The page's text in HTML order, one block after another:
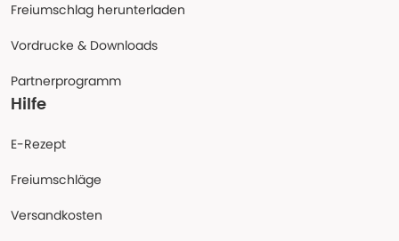
Freiumschlag herunterladen
Vordrucke & Downloads
Partnerprogramm
Hilfe
E-Rezept
Freiumschläge
Versandkosten